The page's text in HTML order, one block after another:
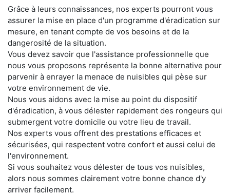
Grâce à leurs connaissances, nos experts pourront vous
assurer la mise en place d'un programme d'éradication sur
mesure, en tenant compte de vos besoins et de la
dangerosité de la situation.
Vous devez savoir que l'assistance professionnelle que
nous vous proposons représente la bonne alternative pour
parvenir à enrayer la menace de nuisibles qui pèse sur
votre environnement de vie.
Nous vous aidons avec la mise au point du dispositif
d'éradication, à vous délester rapidement des rongeurs qui
submergent votre domicile ou votre lieu de travail.
Nos experts vous offrent des prestations efficaces et
sécurisées, qui respectent votre confort et aussi celui de
l'environnement.
Si vous souhaitez vous délester de tous vos nuisibles,
alors nous sommes clairement votre bonne chance d'y
arriver facilement.